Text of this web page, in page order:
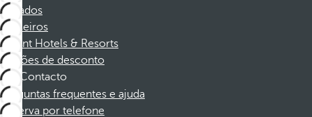
Afiliados
Parceiros
Dorint Hotels & Resorts
Cupões de desconto
Contacto
Perguntas frequentes e ajuda
Reserva por telefone